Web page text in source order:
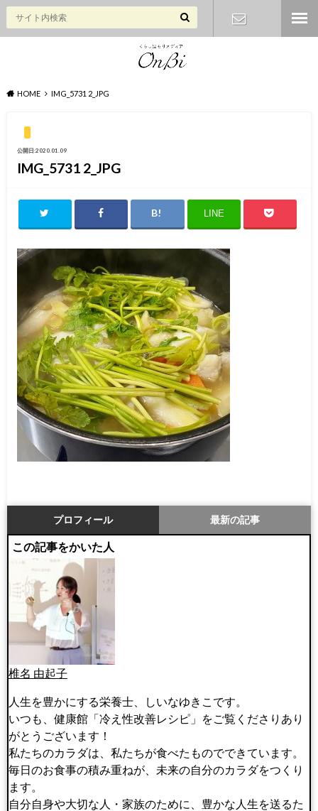
HOME IMG_5731 2_JPG
公開日:2020.01.09
IMG_5731 2_JPG
LINE
プロフィール 最新の記事
この記事をかいた人
椎名 由起子
人生を豊かにする栄養士、しいなゆきこです。
いつも、健康館「冷え性改善レシピ」をご覧くださりあり
がとうございます！
私たちのカラダは、私たちが食べたものでできています。
毎日のお食事の積み重ねが、未来の自分のカラダをつくり
ます。
自分自身や大切な人・家族のために、豊かな人生を送るた